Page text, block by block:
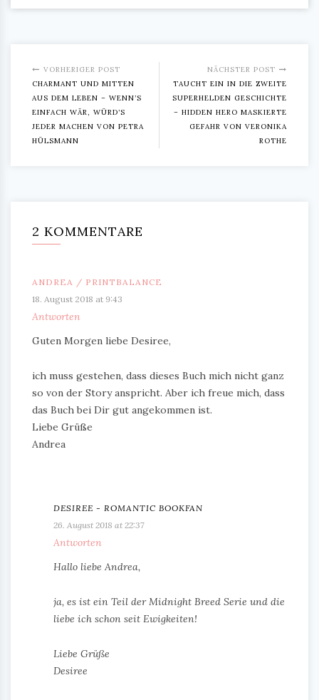
VORHERIGER POST
CHARMANT UND MITTEN
AUS DEM LEBEN – WENN’S
EINFACH WÄR, WÜRD’S
JEDER MACHEN VON PETRA
HÜLSMANN
NÄCHSTER POST
TAUCHT EIN IN DIE ZWEITE
SUPERHELDEN GESCHICHTE
– HIDDEN HERO MASKIERTE
GEFAHR VON VERONIKA
ROTHE
2 KOMMENTARE
ANDREA / PRINTBALANCE
18. August 2018 at 9:43
Antworten
Guten Morgen liebe Desiree,
ich muss gestehen, dass dieses Buch mich nicht ganz
so von der Story anspricht. Aber ich freue mich, dass
das Buch bei Dir gut angekommen ist.
Liebe Grüße
Andrea
DESIREE - ROMANTIC BOOKFAN
26. August 2018 at 22:37
Antworten
Hallo liebe Andrea,
ja, es ist ein Teil der Midnight Breed Serie und die
liebe ich schon seit Ewigkeiten!
Liebe Grüße
Desiree